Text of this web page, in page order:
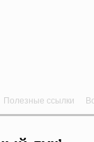
Полезные ссылки